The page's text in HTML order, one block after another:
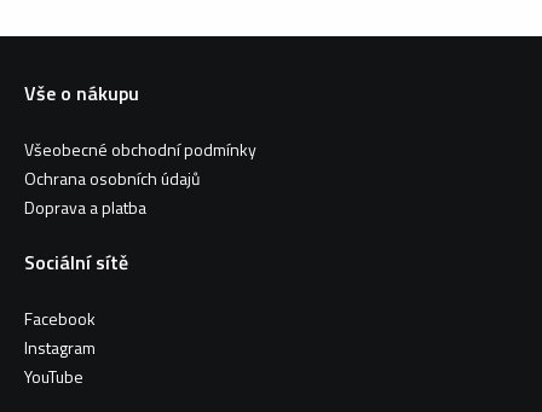
Vše o nákupu
Všeobecné obchodní podmínky
Ochrana osobních údajů
Doprava a platba
Sociální sítě
Facebook
Instagram
YouTube